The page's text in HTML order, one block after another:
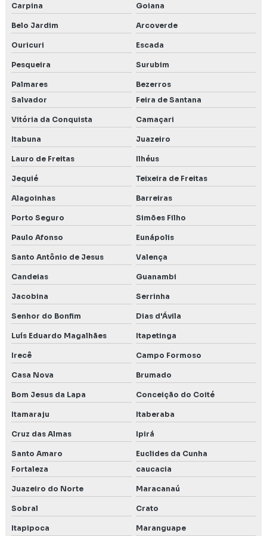
Carpina Goiana
Belo Jardim Arcoverde
Ouricuri Escada
Pesqueira Surubim
Palmares
Bezerros
Salvador
Feira de Santana
Vitória da Conquista Camaçari
Itabuna Juazeiro
Lauro de Freitas Ilhéus
Jequié Teixeira de Freitas
Alagoinhas Barreiras
Porto Seguro Simões Filho
Paulo Afonso Eunápolis
Santo Antônio de Jesus Valença
Candeias Guanambi
Jacobina Serrinha
Senhor do Bonfim Dias d'Ávila
Luís Eduardo Magalhães Itapetinga
Irecê Campo Formoso
Casa Nova Brumado
Bom Jesus da Lapa Conceição do Coité
Itamaraju Itaberaba
Cruz das Almas Ipirá
Santo Amaro
Euclides da Cunha
Fortaleza
caucacia
Juazeiro do Norte Maracanaú
Sobral Crato
Itapipoca Maranguape